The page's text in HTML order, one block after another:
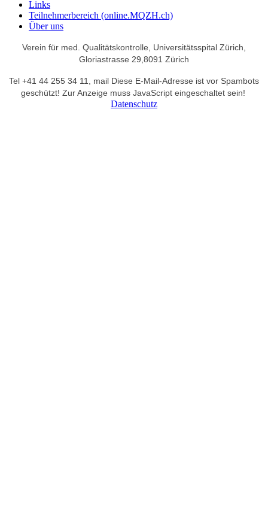
Links
Teilnehmerbereich (online.MQZH.ch)
Über uns
Verein für med. Qualitätskontrolle, Universitätsspital Zürich,
Gloriastrasse 29, 8091 Zürich
Tel +41 44 255 34 11, mail Diese E-Mail-Adresse ist vor Spambots
geschützt! Zur Anzeige muss JavaScript eingeschaltet sein!
Datenschutz